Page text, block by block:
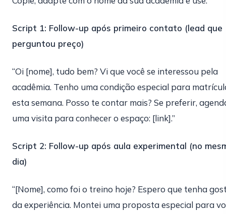
Script 1: Follow-up após primeiro contato (lead que
perguntou preço)
“Oi [nome], tudo bem? Vi que você se interessou pela
acadêmia. Tenho uma condição especial para
esta semana. Posso te contar mais? Se preferir,
uma visita para conhecer o espaço: [link].”
Script 2: Follow-up após aula experimental (no
dia)
“[Nome], como foi o treino hoje? Espero que tenha
da experiência. Montei uma proposta especial para